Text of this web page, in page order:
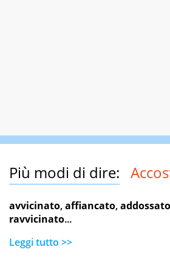
Più modi di dire:
avvicinato,affiancato,addossato
ravvicinato...
Leggi tutto >>